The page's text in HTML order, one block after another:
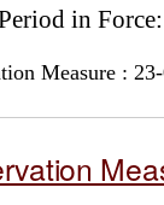
in
Measure :